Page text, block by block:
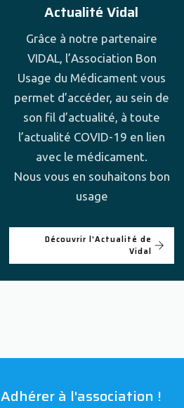
Actualité Vidal
Grâce à notre partenaire
VIDAL, l’Association Bon
Usage du Médicament vous
permet d’accéder, au sein de
son fil d’actualité, à toute
l’actualité COVID-19 en lien
avec le médicament.
Nous vous en souhaitons bon
usage
Découvrir l'Actualité de
Vidal
Adhérer à l'association !